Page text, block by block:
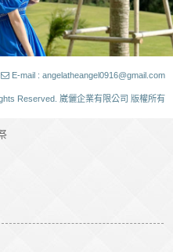
E-mail : angelatheangel0916@gmail.com
Reserved. 崴儷企業有限公司 版權所有